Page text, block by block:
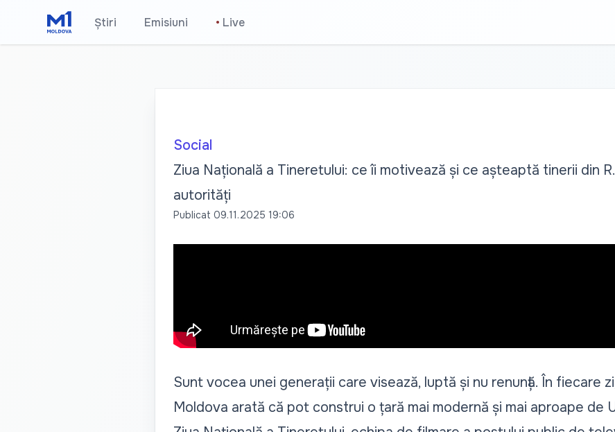
Știri Emisiuni • Live
Social
Ziua Națională a Tineretului: ce îi motivează și ce așteaptă tinerii din
autorități
Publicat 09.11.2025 19:06
Sunt vocea unei generații care visează, luptă și nu renunță. În fiecare
Moldova arată că pot construi o țară mai modernă și mai aproape de